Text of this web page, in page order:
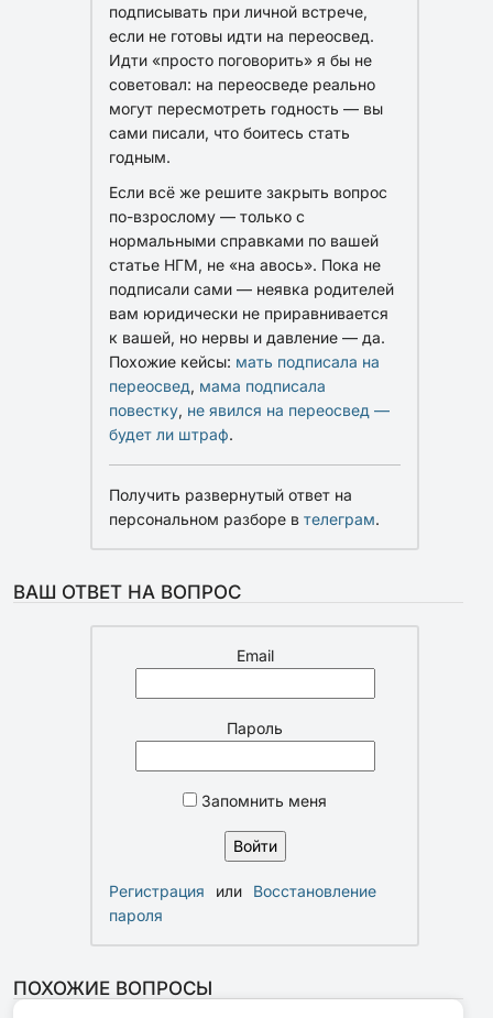
подписывать при личной встрече,
если не готовы идти на переосвед.
Идти «просто поговорить» я бы не
советовал: на переосведе реально
могут пересмотреть годность — вы
сами писали, что боитесь стать
годным.
Если всё же решите закрыть вопрос
по-взрослому — только с
нормальными справками по вашей
статье НГМ, не «на авось». Пока не
подписали сами — неявка родителей
вам юридически не приравнивается
к вашей, но нервы и давление — да.
Похожие кейсы: мать подписала на
переосвед, мама подписала
повестку, не явился на переосвед —
будет ли штраф.
Получить развернутый ответ на
персональном разборе в телеграм.
ВАШ ОТВЕТ НА ВОПРОС
Email
Пароль
Запомнить меня
Регистрация или
Восстановление
пароля
ПОХОЖИЕ ВОПРОСЫ